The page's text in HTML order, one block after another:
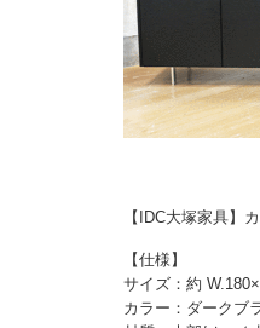
【IDC大塚家具】
【仕様】
サイズ：約
カラー：ダークブ